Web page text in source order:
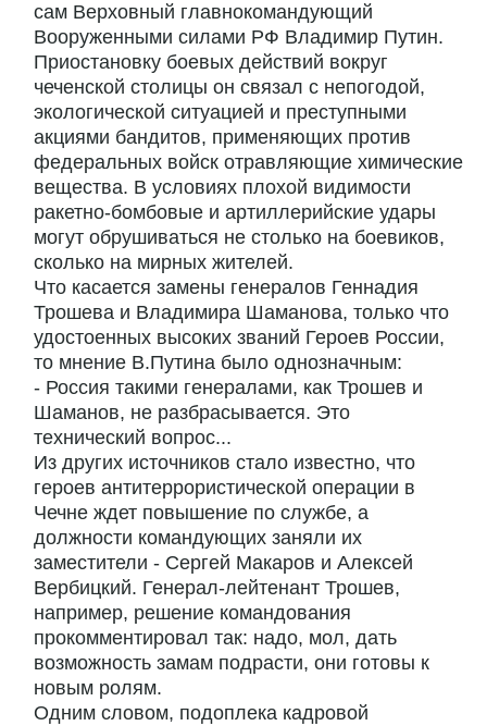
сам Верховный главнокомандующий
Вооруженными силами РФ Владимир Путин.
Приостановку боевых действий вокруг
чеченской столицы он связал с непогодой,
экологической ситуацией и преступными
акциями бандитов, применяющих против
федеральных войск отравляющие химические
вещества. В условиях плохой видимости
ракетно-бомбовые и артиллерийские удары
могут обрушиваться не столько на боевиков,
сколько на мирных жителей.
Что касается замены генералов Геннадия
Трошева и Владимира Шаманова, только что
удостоенных высоких званий Героев России,
то мнение В.Путина было однозначным:
- Россия такими генералами, как Трошев и
Шаманов, не разбрасывается. Это
технический вопрос...
Из других источников стало известно, что
героев антитеррористической операции в
Чечне ждет повышение по службе, а
должности командующих заняли их
заместители - Сергей Макаров и Алексей
Вербицкий. Генерал-лейтенант Трошев,
например, решение командования
прокомментировал так: надо, мол, дать
возможность замам подрасти, они готовы к
новым ролям.
Одним словом, подоплека кадровой